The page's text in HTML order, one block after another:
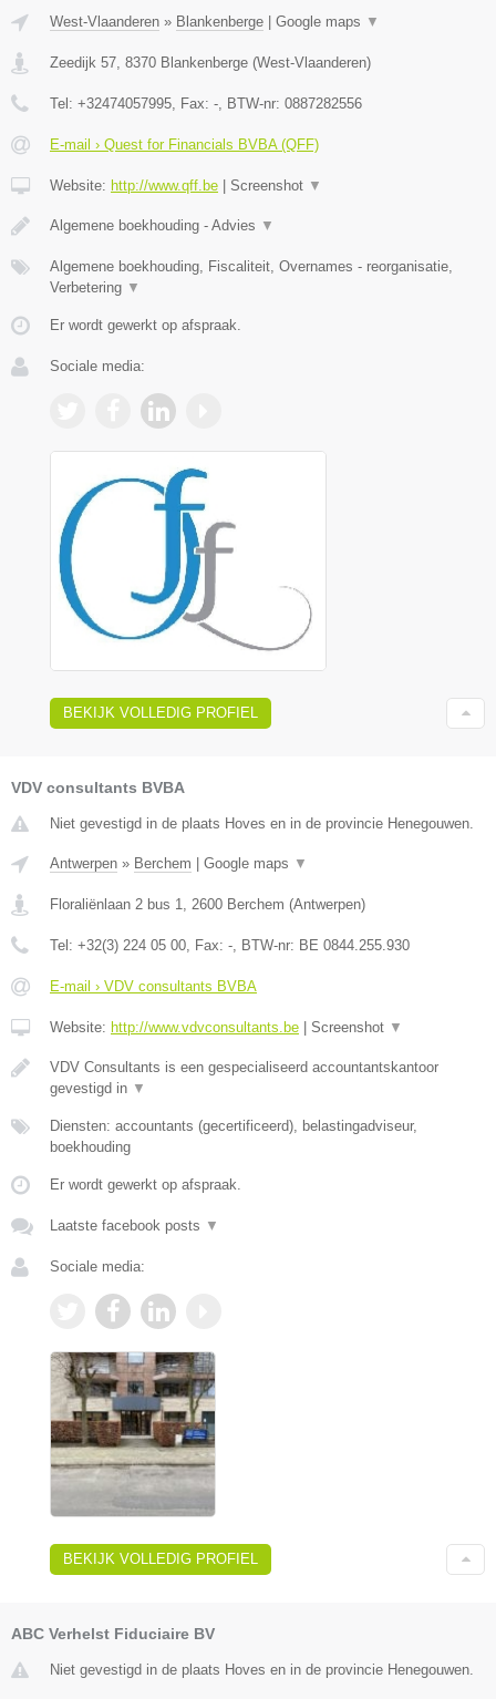
West-Vlaanderen » Blankenberge Google maps ▼
Zeedijk 57, 8370 Blankenberge (West-Vlaanderen)
Tel: +32474057995, Fax: -, BTW-nr: 0887282556
E-mail › Quest for Financials BVBA (QFF)
Website: http://www.qff.be Screenshot ▼
Algemene boekhouding - Advies ▼
Algemene boekhouding, Fiscaliteit, Overnames - reorganisatie,
Verbetering ▼
Er wordt gewerkt op afspraak.
Sociale media:
BEKIJK VOLLEDIG PROFIEL
VDV consultants BVBA
Niet gevestigd in de plaats Hoves en in de provincie Henegouwen.
Antwerpen » Berchem Google maps ▼
Floraliënlaan 2 bus 1 2600 Berchem (Antwerpen)
Tel: +32(3) 224 05 00 , Fax: - , BTW-nr: BE 0844.255.930
E-mail › VDV consultants BVBA
Website: http://www.vdvconsultants.be Screenshot ▼
VDV Consultants is een gespecialiseerd accountantskantoor
gevestigd in ▼
Diensten: accountants (gecertificeerd), belastingadviseur,
boekhouding
Er wordt gewerkt op afspraak.
Laatste facebook posts ▼
Sociale media:
BEKIJK VOLLEDIG PROFIEL
ABC Verhelst Fiduciaire BV
Niet gevestigd in de plaats Hoves en in de provincie Henegouwen.